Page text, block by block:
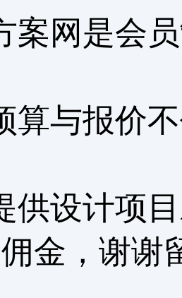
案网是会
算与报价
供设计项
金，谢谢